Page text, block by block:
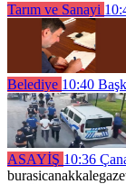
Tarım ve Sanayi
Belediye 10:40
ASAYİŞ 10:36